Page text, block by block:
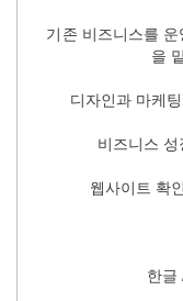
기존 비즈니스를
을
디자인과 마케
비즈니스
웹사이트 확
한글